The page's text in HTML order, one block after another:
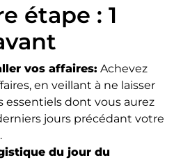
étape : 1
vos affaires: Achevez
en veillant à ne laisser
essentiels dont vous aurez
jours précédant votre
du jour du